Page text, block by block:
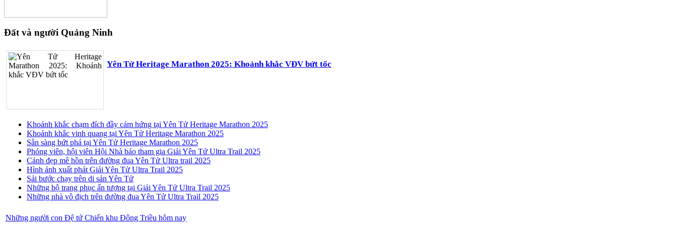
Đất và người Quảng Ninh
Yên Tử Heritage Marathon 2025: Khoảnh khắc VĐV bứt tốc
Khoảnh khắc chạm đích đầy cảm hứng tại Yên Tử Heritage Marathon 2025
Khoảnh khắc vinh quang tại Yên Tử Heritage Marathon 2025
Sẵn sàng bứt phá tại Yên Tử Heritage Marathon 2025
Phóng viên, hội viên Hội Nhà báo tham gia Giải Yên Tử Ultra Trail 2025
Cảnh đẹp mê hồn trên đường đua Yên Tử Ultra trail 2025
Hình ảnh xuất phát Giải Yên Tử Ultra Trail 2025
Sải bước chạy trên di sản Yên Tử
Những bộ trang phục ấn tượng tại Giải Yên Tử Ultra Trail 2025
Những nhà vô địch trên đường đua Yên Tử Ultra Trail 2025
Những người con Đệ tứ Chiến khu Đông Triều hôm nay